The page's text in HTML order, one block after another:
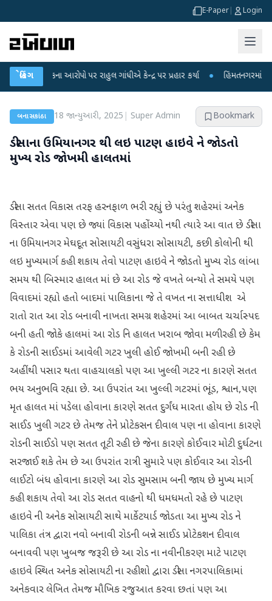
E-Paper Login
બ્રેકિંગ
લીકના આરોપો પર રાહુલ ગાંધીએ કેન્દ્ર પર પ્રહાર કર્યા ● હિંમતનગરમાં રહસ્યમય
બનાસકાંઠા 18 જાન્યુઆરી, 2025 Super Admin Bookmark
ડીસાના ઉમિયાનગર થી લઇ પાટણ હાઇવે ને જોડતો
મુખ્ય રોડ જોખમી હાલતમાં
ડીસા સતત વિકાસ તરફ હરનફાળ ભરી રહ્યું છે પરંતુ શહેરમાં અનેક
વિસ્તાર એવા પણ છે જ્યાં વિકાસ પહોંચ્યો નથી ત્યારે આ વાત છે ડીસા
ના ઉમિયાનગર મેઘદૂત સોસાયટી વસુંધરા સોસાયટી, કછી કોલોની થી
લઇ મુખ્યમાર્ગ કહી શકાય તેવો પાટણ હાઇવે ને જોડતો મુખ્ય રોડ લાંબા
સમય થી બિસ્માર હાલત માં છે આ રોડ જે વખતે બન્યો તે સમયે પણ
વિવાદમાં રહ્યો હતો બાદમાં પાલિકાના જે તે વખત ના સત્તાધીશ એ
રાતો રાત આ રોડ બનાવી નાખતા સમગ્ર શહેરમાં આ બાબત ચર્ચાસ્પદ
બની હતી જોકે હાલમાં આ રોડ નિ હાલત ખરાબ જોવા મળી રહી છે કેમ
કે રોડની સાઈડમાં આવેલી ગટર ખુલી હોઈ જોખમી બની રહી છે
અહીંથી પસાર થતા વાહચાલકો પણ આ ખુલ્લી ગટર ના કારણે સતત
ભય અનુભવિ રહ્યા છે. આ ઉપરાંત આ ખુલ્લી ગટરમાં ભૂંડ, શ્વાન,પણ
મૃત હાલત માં પડેલા હોવાના કારણે સતત દુર્ગંધ મારતા હોય છે રોડ ની
સાઈડ ખુલી ગટર છે તેમજ તેને પ્રોટેકસન દીવાલ પણ ના હોવાના કારણે
રોડની સાઈડો પણ સતત તૂટી રહી છે જેના કારણે કોઈવાર મોટી દુર્ઘટના
સરજાઈ શકે તેમ છે આ ઉપરાંત રાત્રી સુમારે પણ કોઈવાર આ રોડની
લાઈટો બંધ હોવાના કારણે આ રોડ સુમસામ બની જાય છે મુખ્ય માર્ગ
કહી શકાય તેવો આ રોડ સતત વાહનો થી ધમધમતો રહે છે પાટણ
હાઇવે ની અનેક સોસાયટી સાથે માર્કેટયાર્ડ જોડતા આ મુખ્ય રોડ ને
પાલિકા તંત્ર દ્વારા નવો બનાવી રોડની બન્ને સાઈડ પ્રોટેકશન દીવાલ
બનાવવી પણ ખુબજ જરૂરી છે આ રોડ ના નવીનીકરણ માટે પાટણ
હાઇવે સ્થિત અનેક સોસાયટી ના રહીશો દ્વારા ડીસા નગરપાલિકામાં
અનેકવાર લેખિત તેમજ મૌખિક રજુઆત કરવા છતાં પણ આ